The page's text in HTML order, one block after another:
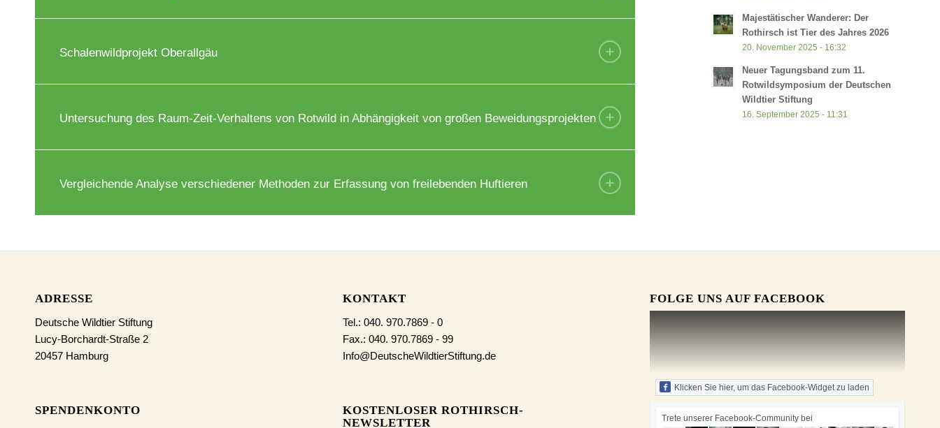
Schalenwildprojekt Oberallgäu
Untersuchung des Raum-Zeit-Verhaltens von Rotwild in Abhängigkeit von großen Beweidungsprojekten
Vergleichende Analyse verschiedener Methoden zur Erfassung von freilebenden Huftieren
Majestätischer Wanderer: Der
Rothirsch ist Tier des Jahres 2026
20. November 2025 - 16:32
Neuer Tagungsband zum 11.
Rotwildsymposium der Deutschen
Wildtier Stiftung
16. September 2025 - 11:31
ADRESSE
Deutsche Wildtier Stiftung
Lucy-Borchardt-Straße 2
20457 Hamburg
SPENDENKONTO
KONTAKT
Tel.: 040. 970.7869 - 0
Fax.: 040. 970.7869 - 99
Info@DeutscheWildtierStiftung.de
KOSTENLOSER ROTHIRSCH-
NEWSLETTER
FOLGE UNS AUF FACEBOOK
Klicken Sie hier, um das Facebook-Widget zu laden
Trete unserer Facebook-Community bei